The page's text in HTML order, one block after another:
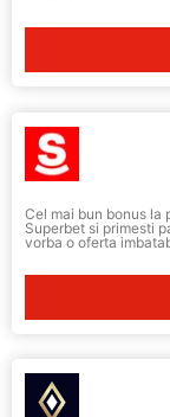
Cel mai bun bonus la
Superbet si primesti
vorba o oferta